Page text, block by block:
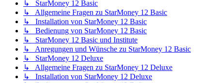
↳ StarMoney 12 Basic
↳ Allgemeine Fragen zu StarMoney 12 Basic
↳ Installation von StarMoney 12 Basic
↳ Bedienung von StarMoney 12 Basic
↳ StarMoney 12 Basic und Institute
↳ Anregungen und Wünsche zu StarMoney 12 Basic
↳ StarMoney 12 Deluxe
↳ Allgemeine Fragen zu StarMoney 12 Deluxe
↳ Installation von StarMoney 12 Deluxe